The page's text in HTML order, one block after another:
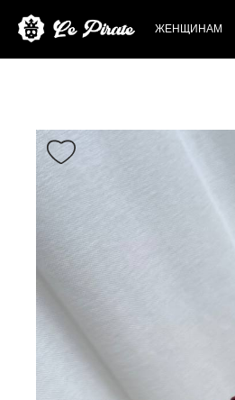
ЖЕНЩИНАМ